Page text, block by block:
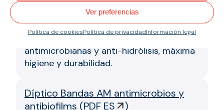
Ver preferencias
Política de cookiesPolítica de privacidadInformación legal
Bandas TPU para la industria alimentaria:
alta resistencia a grasas, aceites y
cortes, calidad FDA y EU, opciones
antimicrobianas y anti-hidrólisis, máxima
higiene y durabilidad.
Díptico Bandas AM antimicrobios y
antibiofilms (PDF ES )